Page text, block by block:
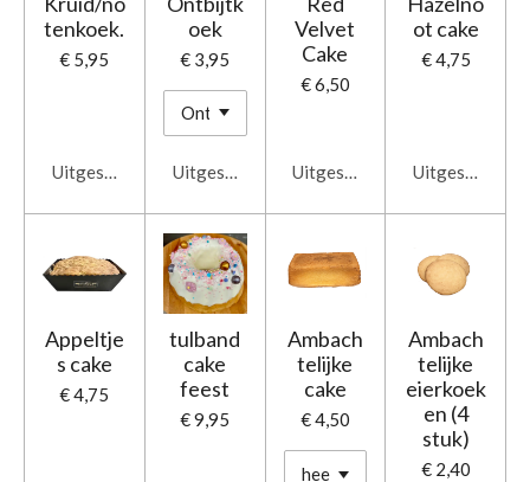
tenkoek.
€ 5,95
Uitgeschakeld
oek
€ 3,95
Uitgeschakeld
Velvet
Cake
€ 6,50
Uitgeschakeld
ot cake
€ 4,75
Uitgeschakeld
Appeltje
s cake
€ 4,75
tulband
cake
feest
€ 9,95
Ambach
telijke
cake
€ 4,50
Ambach
telijke
eierkoek
en (4
stuk)
€ 2,40